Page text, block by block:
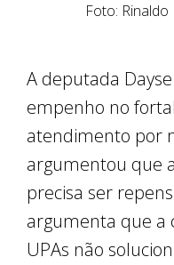
Foto:
A deputada
empenho no
atendimento por
argumentou que
precisa ser
argumenta que a
UPAs não